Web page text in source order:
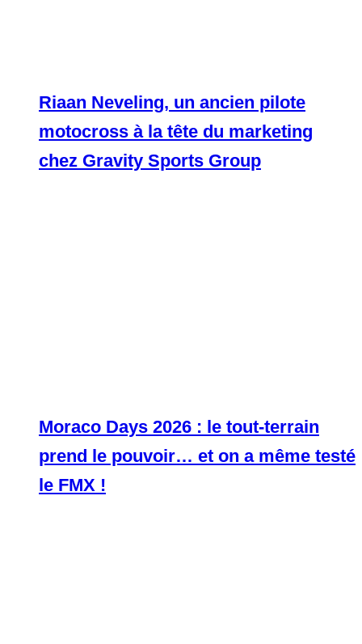
Riaan Neveling, un ancien pilote
motocross à la tête du marketing
chez Gravity Sports Group
Moraco Days 2026 : le tout-terrain
prend le pouvoir… et on a même testé
le FMX !